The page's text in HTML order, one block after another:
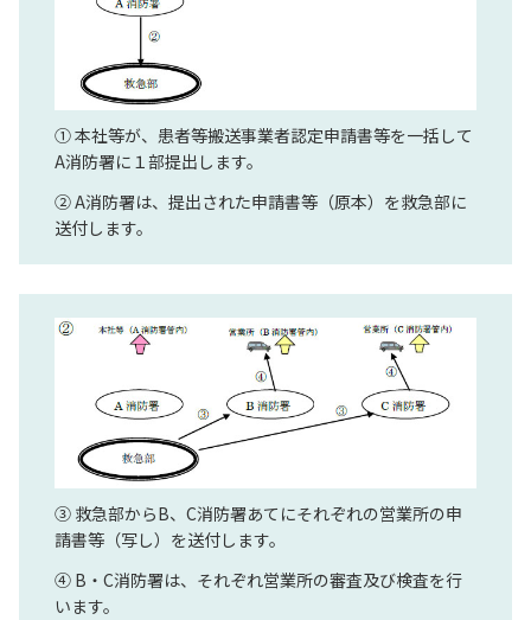
① 本社等が、患者等搬送事業者認定申請書等を一括して
A消防署に１部提出します。
② A消防署は、提出された申請書等（原本）を救急部に
送付します。
③ 救急部からB、C消防署あてにそれぞれの営業所の申
請書等（写し）を送付します。
④ B・C消防署は、それぞれ営業所の審査及び検査を行
います。